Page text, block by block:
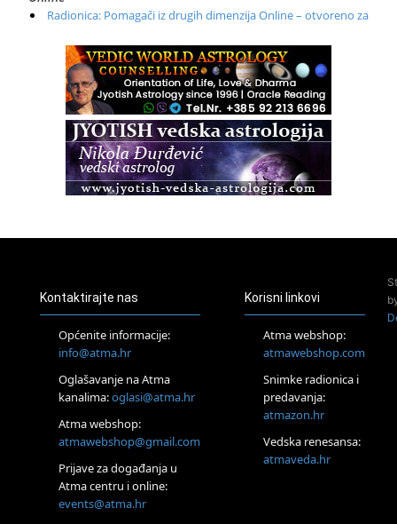
Radionica: Pomagači iz drugih dimenzija Online – otvoreno za
Zagreb+Online
Osnovni ThetaHealing® tečaj, Zagreb i Online
Zagreb
Osnovna radionica za izscjeljivanje pranom (Basic Pranic
Healing course)
Access BARS®, otpusti stres
Pjesma srca / Zagreb
Tečaj Višeg Vodstva, razvijanja intuicije i Akaša zapisa
Online
Upisi u program Profesionalni hipnoterapeut — nova
Online
Postanite Nositelj Vibracije Nove Zemlje
Visoko
Kontaktirajte nas
Općenite informacije:
info@atma.hr
Oglašavanje na Atma
kanalima:oglasi@atma.hr
Atma webshop:
atmawebshop@gmail.com
Prijave za događanja u
Atma centru i online:
events@atma.hr
Korisni linkovi
Atma webshop:
atmawebshop.com
Snimke radionica i
predavanja:
atmazon.hr
Vedska renesansa:
atmaveda.hr